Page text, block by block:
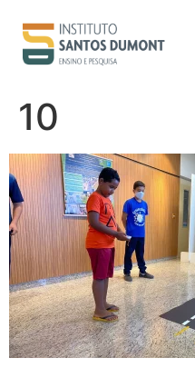
conteúdo
10